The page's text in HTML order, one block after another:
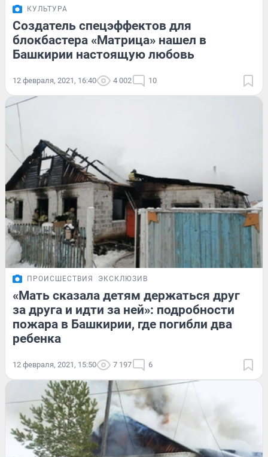
КУЛЬТУРА
Создатель спецэффектов для
блокбастера «Матрица» нашел в
Башкирии настоящую любовь
12 февраля, 2021, 16:40 4 002 10
ПРОИСШЕСТВИЯ ЭКСКЛЮЗИВ
«Мать сказала детям держаться друг
за друга и идти за ней»: подробности
пожара в Башкирии, где погибли два
ребенка
12 февраля, 2021, 15:50 7 197 6